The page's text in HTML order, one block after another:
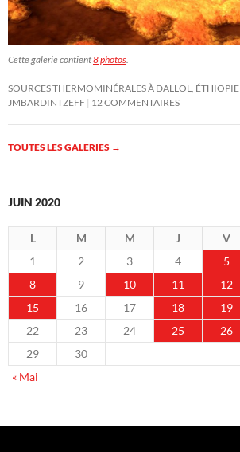
Cette galerie contient8 photos
SOURCES THERMOMINÉRALES À DALLOL, ÉTHIOPIE
JMBARDINTZEFF 12 COMMENTAIRES
TOUTES LES GALERIES →
JUIN 2020
L M M J V
1
2 3 4 5
8
9 10 11 12
15
16 17 18 19
22
23 24 25 26
29
30
« Mai